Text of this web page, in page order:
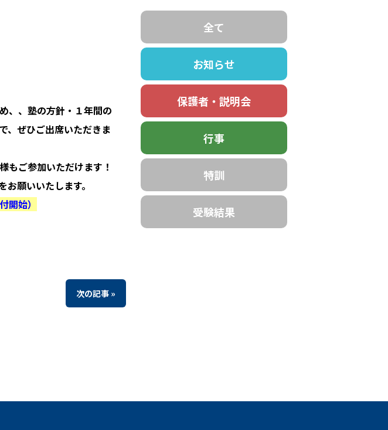
、、塾の方針・１年間の
、ぜひご出席いただきま
もご参加いただけます！
願いいたします。
開始）
次の記事 »
全て
お知らせ
保護者・説明会
行事
特訓
受験結果